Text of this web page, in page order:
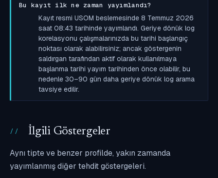
Bu kayıt ilk ne zaman yayımlandı?
Kayıt resmi USOM beslemesinde 8 Temmuz 2026
saat 08:43 tarihinde yayımlandı. Geriye dönük log
korelasyonu çalışmalarınızda bu tarihi başlangıç
noktası olarak alabilirsiniz; ancak göstergenin
saldırgan tarafından aktif olarak kullanılmaya
başlanma tarihi yayım tarihinden önce olabilir, bu
nedenle 30–90 gün daha geriye dönük log arama
tavsiye edilir.
İlgili Göstergeler
Aynı tipte ve benzer profilde, yakın zamanda
yayımlanmış diğer tehdit göstergeleri.